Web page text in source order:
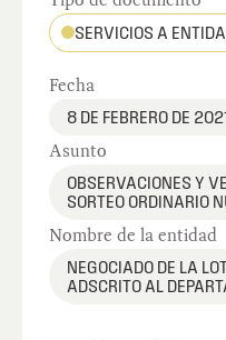
SERVICIOS A
Fecha
8 DE FEBRERO DE
Asunto
OBSERVACIONES Y
SORTEO ORDINARIO
Nombre de la entidad
NEGOCIADO DE LA
ADSCRITO AL